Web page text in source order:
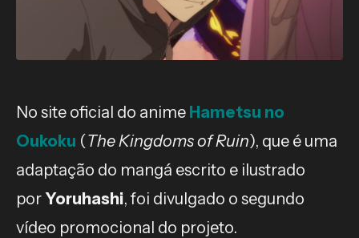
No site oficial do anime Hametsu no
Oukoku (The Kingdoms of Ruin), que é uma
adaptação do mangá escrito e ilustrado
por Yoruhashi, foi divulgado o segundo
vídeo promocional do projeto.